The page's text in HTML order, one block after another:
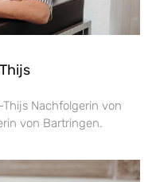
Nachfolgerin von
von Bartringen.